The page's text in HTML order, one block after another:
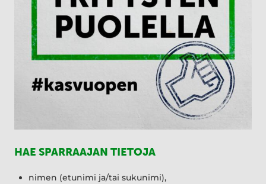
HAE SPARRAAJAN TIETOJA
nimen (etunimi ja/tai sukunimi),